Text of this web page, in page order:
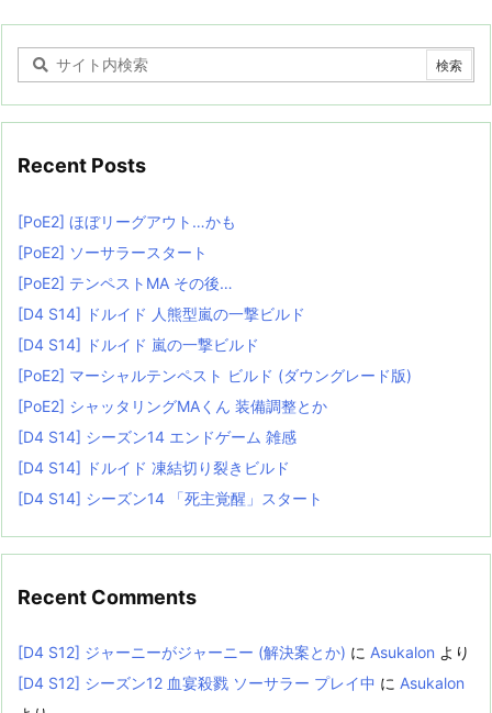
Recent Posts
[PoE2] ほぼリーグアウト…かも
[PoE2] ソーサラースタート
[PoE2] テンペストMA その後…
[D4 S14] ドルイド 人熊型嵐の一撃ビルド
[D4 S14] ドルイド 嵐の一撃ビルド
[PoE2] マーシャルテンペスト ビルド (ダウングレード版)
[PoE2] シャッタリングMAくん 装備調整とか
[D4 S14] シーズン14 エンドゲーム 雑感
[D4 S14] ドルイド 凍結切り裂きビルド
[D4 S14] シーズン14 「死主覚醒」スタート
Recent Comments
[D4 S12] ジャーニーがジャーニー (解決案とか) に Asukalon より
[D4 S12] シーズン12 血宴殺戮 ソーサラー プレイ中 に Asukalon